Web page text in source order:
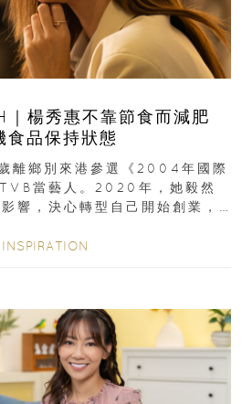
楊秀惠不靠節食而減肥
食品保持狀態
離鄉別來港參選《2004年國際
當藝人。2020年，她毅然
響，決心轉型自己開始創業，
INSPIRATION